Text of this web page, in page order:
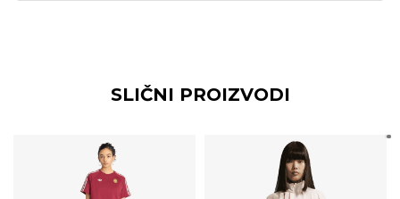
SLIČNI PROIZVODI